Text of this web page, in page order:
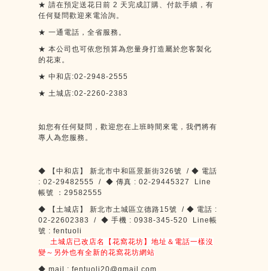
★ 請在預定送花日前 2 天完成訂購、付款手續，有
任何疑問歡迎來電洽詢。
★ 一通電話，全省服務。
★ 本公司也可依您預算為您量身打造屬於您客製化
的花束。
★ 中和店:02-2948-2555
★ 土城店:02-2260-2383
如您有任何疑問，歡迎您在上班時間來電，我們將有
專人為您服務。
◆ 【中和店】 新北市中和區景新街326號 / ◆ 電話
: 02-29482555 / ◆ 傳真 : 02-29445327 Line
帳號
： 29582555
◆
【土城店】 新北市土城區立德路15號 / ◆ 電話 :
02-22602383 / ◆ 手機 : 0938-345-520 Line帳
號 : fentuoli
土城店已改店名【花窩花坊】地址＆電話一樣沒
變～另外也有全新的花窩花坊網站
◆ mail : fentuoli20@gmail.com